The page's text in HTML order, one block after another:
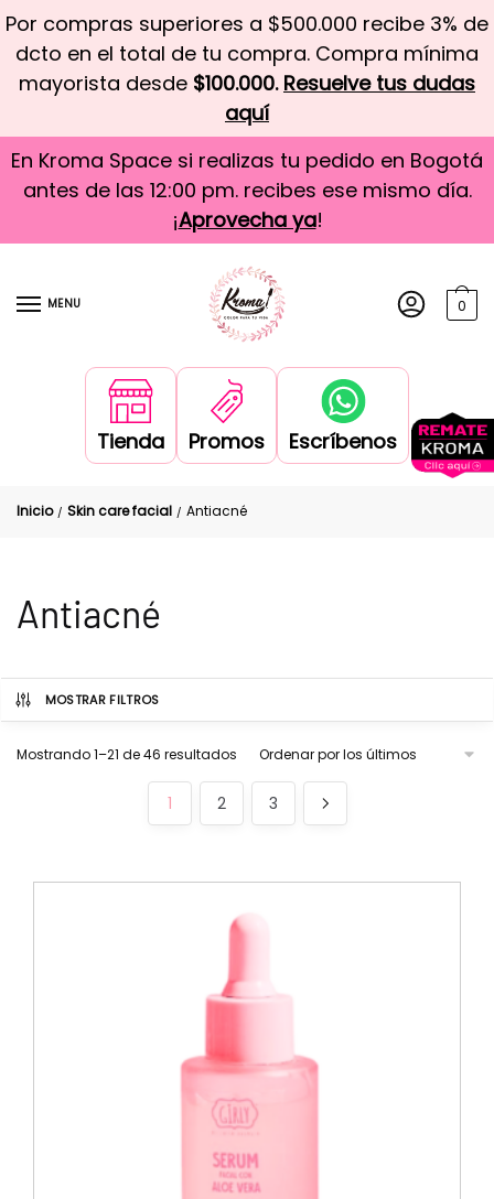
Por compras superiores a $500.000 recibe 3% de
dcto en el total de tu compra. Compra mínima
mayorista desde $100.000. Resuelve tus dudas
aquí
En Kroma Space si realizas tu pedido en Bogotá
antes de las 12:00 pm. recibes ese mismo día.
¡Aprovecha ya!
MENU 0
Tienda Promos Escríbenos
Inicio / Skin care facial / Antiacné
Antiacné
MOSTRAR FILTROS
Mostrando 1–21 de 46 resultados
1 2 3